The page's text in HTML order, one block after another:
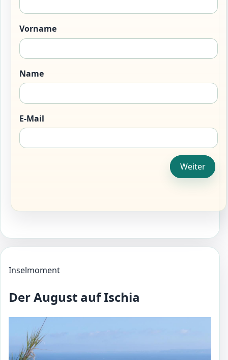
Vorname
Name
E-Mail
Weiter
Inselmoment
DerAugust auf Ischia